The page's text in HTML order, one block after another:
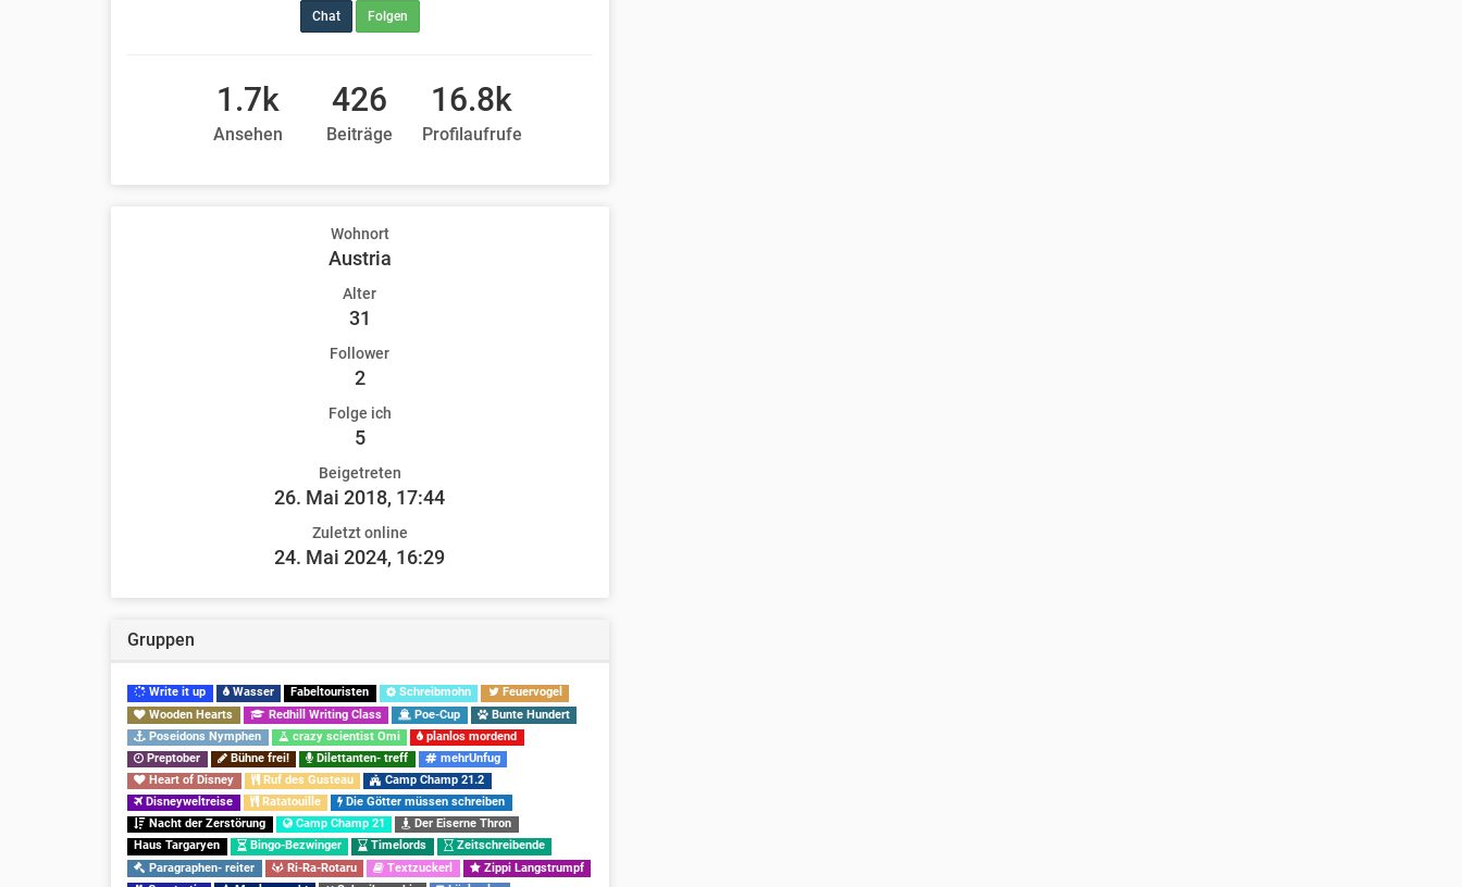
Chat Folgen
1.7k
Ansehen
426
Beiträge
16.8k
Profilaufrufe
Wohnort
Austria
Alter
31
Follower
2
Folge ich
5
Beigetreten
26. Mai 2018, 17:44
Zuletzt online
24. Mai 2024, 16:29
Gruppen
Write it up Wasser Fabeltouristen Schreibmohn
Feuervogel
Wooden Hearts
Redhill Writing Class Poe-Cup
Bunte Hundert
Poseidons Nymphen
crazy scientist Omi
planlos mordend
Preptober
Bühne frei! Dilettanten- treff
mehrUnfug
Heart of Disney
Ruf des Gusteau
Camp Champ 21.2
Disneyweltreise
Ratatouille
Die Götter müssen schreiben
Nacht der Zerstörung
Camp Champ 21
Der Eiserne Thron
Haus Targaryen
Bingo-Bezwinger Timelords
Zeitschreibende
Paragraphen- reiter
Ri-Ra-Rotaru Textzuckerl
Zippi Langstrumpf